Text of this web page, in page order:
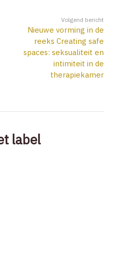
Volgend bericht
Nieuwe vorming in de
reeks Creating safe
spaces: seksualiteit en
intimiteit in de
therapiekamer
label